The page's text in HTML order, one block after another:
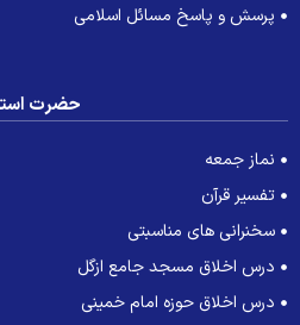
پرسش و پاسخ مسائل اسلامی
حضرت استاد
نماز جمعه
تفسیر قرآن
سخنرانی های مناسبتی
درس اخلاق مسجد جامع ازگل
درس اخلاق حوزه امام خمینی